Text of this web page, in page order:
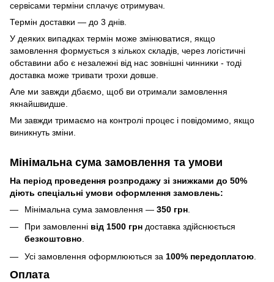
сервісами терміни сплачує отримувач.
Термін доставки — до 3 днів.
У деяких випадках термін може змінюватися, якщо
замовлення формується з кількох складів, через логістичні
обставини або є незалежні від нас зовнішні чинники - тоді
доставка може тривати трохи довше.
Але ми завжди дбаємо, щоб ви отримали замовлення
якнайшвидше.
Ми завжди тримаємо на контролі процес і повідомимо, якщо
виникнуть зміни.
Мінімальна сума замовлення та умови
На період проведення розпродажу зі знижками до 50%
діють спеціальні умови оформлення замовлень:
Мінімальна сума замовлення — 350 грн
При замовленні від 1500 грн доставка здійснюється
безкоштовно.
Усі замовлення оформлюються за 100% передоплатою
Оплата